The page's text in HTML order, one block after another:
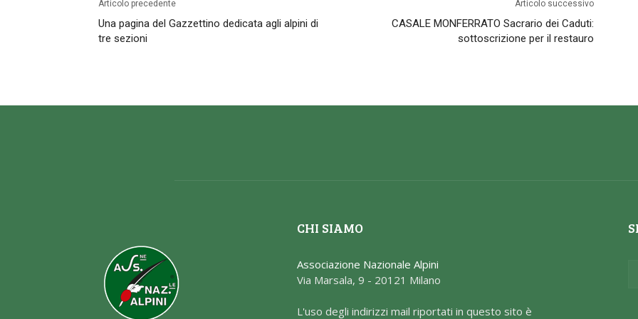
Articolo precedente
Una pagina del Gazzettino dedicata agli alpini di
tre sezioni
Articolo successivo
CASALE MONFERRATO Sacrario dei Caduti:
sottoscrizione per il restauro
CHI SIAMO
Associazione Nazionale Alpini
Via Marsala, 9 - 20121 Milano
L'uso degli indirizzi mail riportati in questo sito è